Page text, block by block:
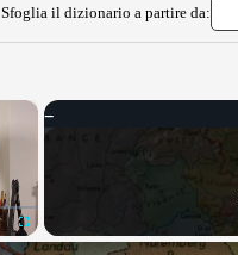
Sfoglia il dizionario a partire da:
×
Fullscreen